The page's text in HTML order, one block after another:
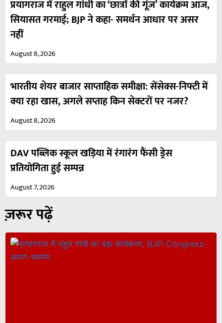
प्रयागराज में राहुल गांधी का ‘छात्रों की गूंज’ कार्यक्रम आज,
सियासत गरमाई; BJP ने कहा- समर्थन आधार पर असर
नहीं
August 8, 2026
भारतीय शेयर बाजार साप्ताहिक समीक्षा: सेंसेक्स-निफ्टी में
क्या रहा खास, अगले सप्ताह किन सेक्टरों पर नजर?
August 8, 2026
DAV पब्लिक स्कूल खड़िया में रंगारंग फैंसी ड्रेस
प्रतियोगिता हुई सम्पन्न
August 7, 2026
ज़रूर पढ़ें